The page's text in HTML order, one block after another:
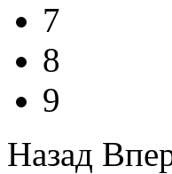
7
8
9
Назад